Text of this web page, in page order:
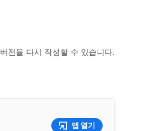
전을 다시 작성할 수 있습니다.
앱 열기